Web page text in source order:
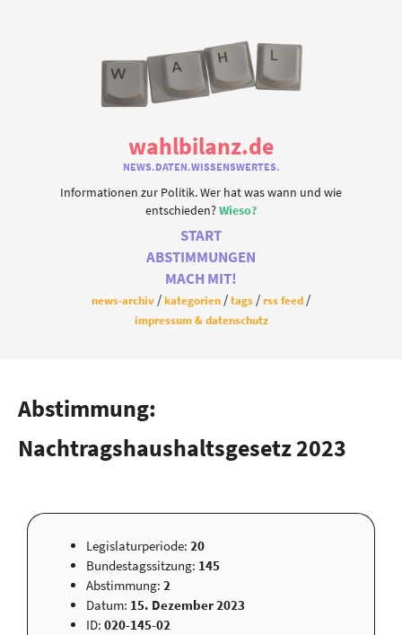
wahlbilanz.de
NEWS.DATEN.WISSENSWERTES.
Informationen zur Politik. Wer hat was wann und wie
entschieden?Wieso?
START
ABSTIMMUNGEN
MACH MIT!
news-archiv kategorien tags
rss feed
impressum & datenschutz
Abstimmung:
Nachtragshaushaltsgesetz 2023
Legislaturperiode: 20
Bundestagssitzung: 145
Abstimmung: 2
Datum: 15. Dezember 2023
ID: 020-145-02